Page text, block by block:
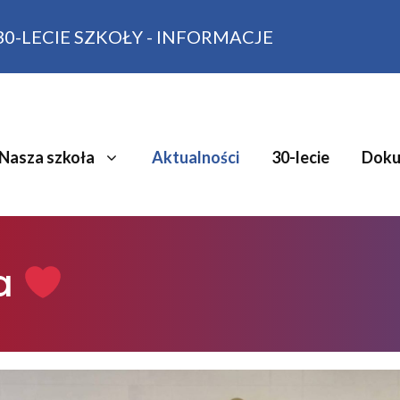
LECIE SZKOŁY - INFORMACJE
Nasza szkoła Aktualności 30-lecie